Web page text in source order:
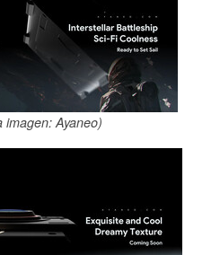
imagen: Ayaneo)